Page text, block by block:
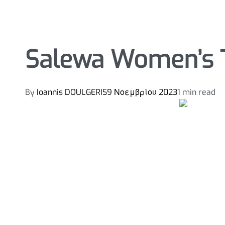
Salewa Women’s
By Ioannis DOULGERIS9 Νοεμβρίου 20231 min read